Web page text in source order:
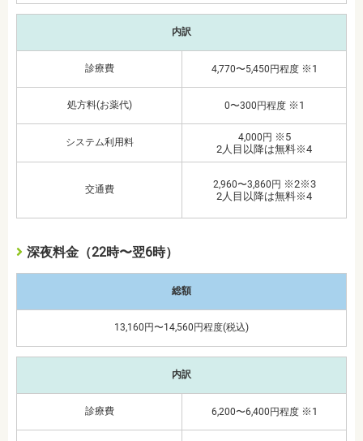
内訳
診療費 4,770〜5,450円程度 ※1
処方料(お薬代) 0〜300円程度 ※1
システム利用料 4,000円 ※5
2人目以降は無料※4
交通費 2,960〜3,860円 ※2※3
2人目以降は無料※4
深夜料金（22時〜翌6時）
総額
13,160円〜14,560円程度(税込)
内訳
診療費 6,200〜6,400円程度 ※1